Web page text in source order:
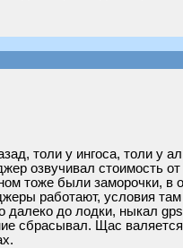
толи у ингоса, толи у
озвучивал стоимость
тоже были заморочки, в
работают, условия там
до лодки, ныкал
сбрасывал. Щас валяется